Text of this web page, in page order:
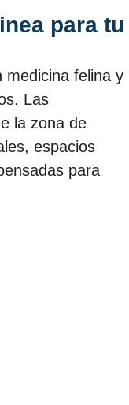
para tu
medicina felina y
Las
la zona de
espacios
para